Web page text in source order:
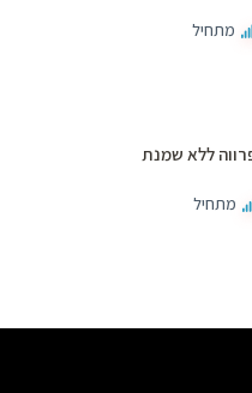
מתחיל
ללא שמנת
מתחיל